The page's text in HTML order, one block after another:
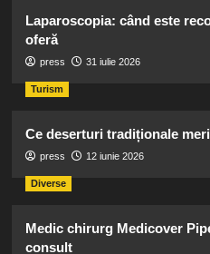
Laparoscopia: când este
oferă
press 31 iulie 2026
Turism
Ce deserturi tradiționale
press 12 iunie 2026
Diverse
Medic chirurg Medicover
consult